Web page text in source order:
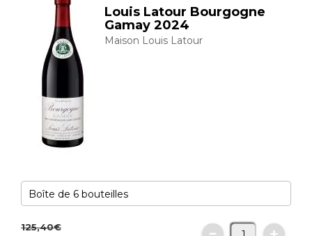
Louis Latour Bourgogne
Gamay 2024
Maison Louis Latour
125,40€